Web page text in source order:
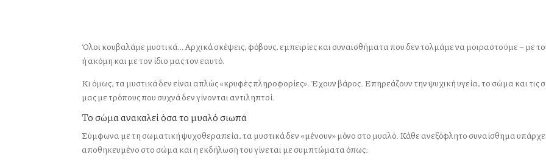
Όλοι κουβαλάμε μυστικά… Αρχικά σκέψεις, φόβους, εμπειρίες και συναισθήματα που δεν τολμάμε να μοιραστούμε – με
ή ακόμη και με τον ίδιο μας τον εαυτό.
Κι όμως, τα μυστικά δεν είναι απλώς «κρυφές πληροφορίες». Έχουν βάρος. Επηρεάζουν την ψυχική υγεία, το σώμα και τις
μας με τρόπους που συχνά δεν γίνονται αντιληπτοί.
Το σώμα ανακαλεί όσα το μυαλό σιωπά
Σύμφωνα με τη σωματική ψυχοθεραπεία, τα μυστικά δεν «μένουν» μόνο στο μυαλό. Κάθε ανεξόφλητο συναίσθημα
αποθηκευμένο στο σώμα και η εκδήλωση του γίνεται με συμπτώματα όπως: